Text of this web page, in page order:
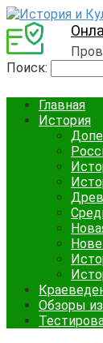
Поиск:
Главная
История
Обзоры